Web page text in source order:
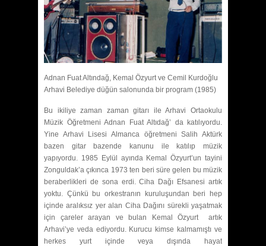
Adnan Fuat Altındağ, Kemal Özyurt ve Cemil Kurdoğlu
Arhavi Belediye düğün salonunda bir program (1985)
Bu ikiliye zaman zaman gitarı ile Arhavi Ortaokulu
Müzik Öğretmeni Adnan Fuat Altıdağ’ da katılıyordu.
Yine Arhavi Lisesi Almanca öğretmeni Salih Aktürk
bazen gitar bazende kanunu ile katılıp müzik
yapıyordu. 1985 Eylül ayında Kemal Özyurt’un tayini
Zonguldak’a çıkınca 1973 ten beri süre gelen bu müzik
beraberlikleri de sona erdi. Ciha Dağı Efsanesi artık
yoktu. Çünkü bu orkestranın kuruluşundan beri hep
içinde aralıksız yer alan Ciha Dağını sürekli yaşatmak
için çareler arayan ve bulan Kemal Özyurt artık
Arhavi’ye veda ediyordu. Kurucu kimse kalmamıştı ve
herkes yurt içinde veya dışında hayat